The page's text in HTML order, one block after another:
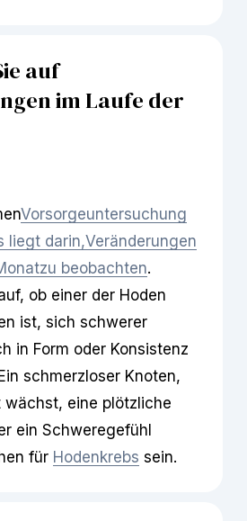
auf
im Laufe der
Vorsorgeuntersuchung
liegt darin,Veränderungen
zu beobachten.
ob einer der Hoden
ist, sich schwerer
in Form oder Konsistenz
schmerzloser Knoten,
wächst, eine plötzliche
ein Schweregefühl
für Hodenkrebs sein.